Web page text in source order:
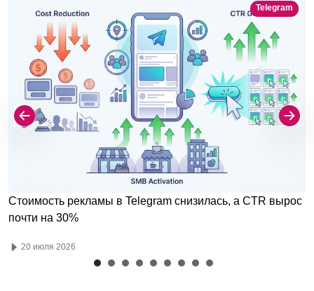
Telegram
Стоимость рекламы в Telegram снизилась, а CTR вырос
почти на 30%
20 июля 2026